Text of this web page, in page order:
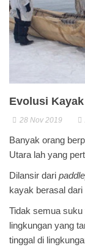
i
o
n
Evolusi Kayak
28 Nov 2019
Banyak orang
Utara lah yang
Dilansir dari
kayak berasal
Tidak semua
lingkungan yang
tinggal di